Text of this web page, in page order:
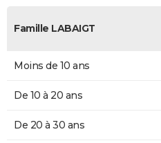
Famille LABAIGT
Moins de 10 ans
De 10 à 20 ans
De 20 à 30 ans